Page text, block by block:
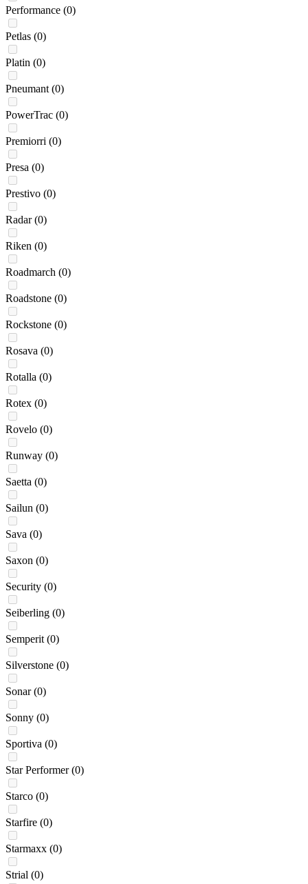
Performance (0)
Petlas (0)
Platin (0)
Pneumant (0)
PowerTrac (0)
Premiorri (0)
Presa (0)
Prestivo (0)
Radar (0)
Riken (0)
Roadmarch (0)
Roadstone (0)
Rockstone (0)
Rosava (0)
Rotalla (0)
Rotex (0)
Rovelo (0)
Runway (0)
Saetta (0)
Sailun (0)
Sava (0)
Saxon (0)
Security (0)
Seiberling (0)
Semperit (0)
Silverstone (0)
Sonar (0)
Sonny (0)
Sportiva (0)
Star Performer (0)
Starco (0)
Starfire (0)
Starmaxx (0)
Strial (0)